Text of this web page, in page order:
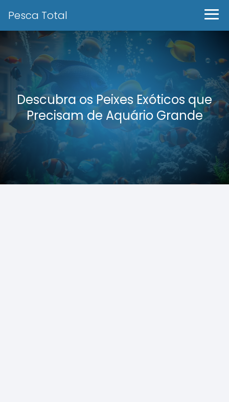
Pesca Total
Descubra os Peixes Exóticos que
Precisam de Aquário Grande